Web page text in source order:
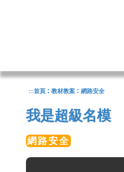
:::首頁 : 教材教案 : 網路安全
我是超級名模
網路安全